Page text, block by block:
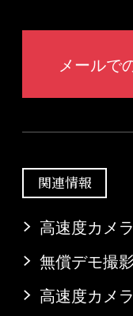
メールで
関連情報
高速度カメラ
無償デモ撮
高速度カメ